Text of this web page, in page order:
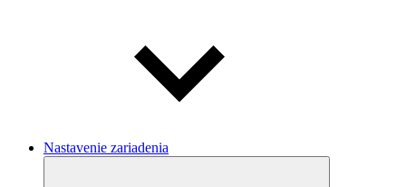
Nastavenie zariadenia